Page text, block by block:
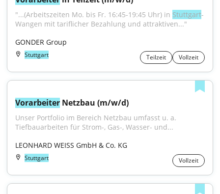
"...(Arbeitszeiten Mo. bis Fr. 16:45-19:45 Uhr) in Stuttgart-
Wangen mit tariflicher Bezahlung und attraktiven..."
GONDER Group
Stuttgart Teilzeit Vollzeit
Vorarbeiter Netzbau (m/w/d)
Unser Portfolio im Bereich Netzbau umfasst u. a.
Tiefbauarbeiten für Strom-, Gas-, Wasser- und...
LEONHARD WEISS GmbH & Co. KG
Stuttgart Vollzeit